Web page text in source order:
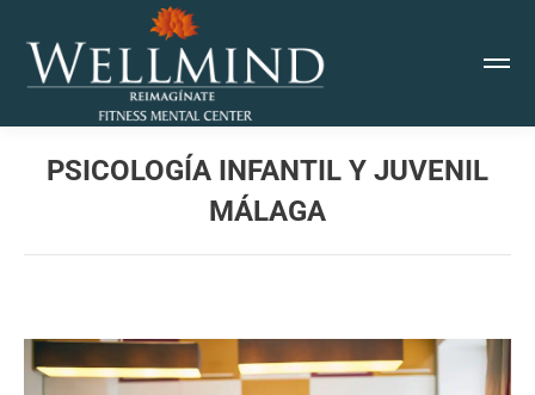
PSICOLOGÍA INFANTIL Y JUVENIL
MÁLAGA